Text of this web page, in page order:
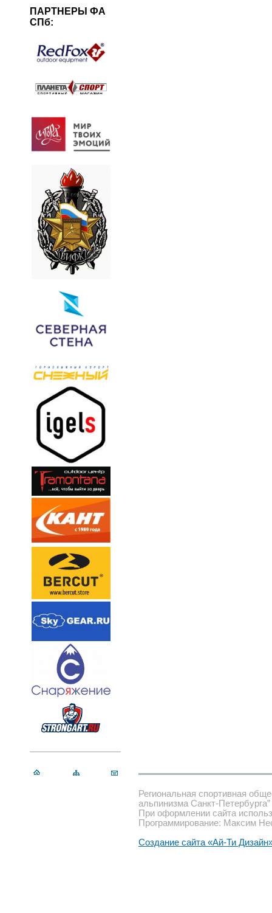
ПАРТНЕРЫ ФА
СПб:
Региональная спортивная
альпинизма Санкт-Петербурга”
При оформлении сайта
Программирование: Максим
Создание сайта «Ай-Ти